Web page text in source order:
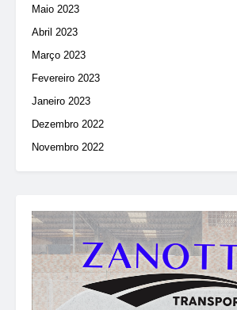
Maio 2023
Abril 2023
Março 2023
Fevereiro 2023
Janeiro 2023
Dezembro 2022
Novembro 2022